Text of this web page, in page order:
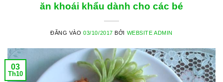
ăn khoái khẩu dành cho các bé
ĐĂNG VÀO03/10/2017 BỞI WEBSITE ADMIN
03
Th10